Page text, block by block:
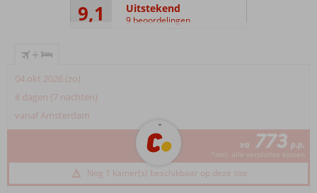
9,1 Uitstekend
9 beoordelingen
+
04 okt 2026 (zo)
8 dagen (7 nachten)
vanaf Amsterdam
va 773 p.p.
*incl. alle verplichte kosten
Nog 1 kamer(s) beschikbaar op deze site